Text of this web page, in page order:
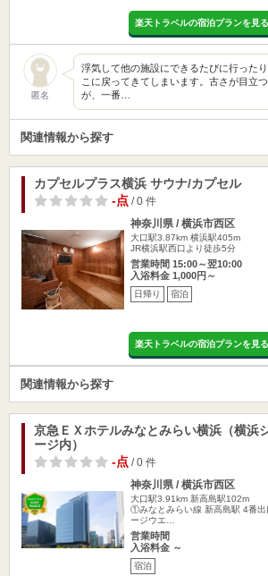
楽天トラベルの宿泊プランを見る
匿名
浮気して他の施設にできるたびに行った
こに戻ってきてしまいます。古さが目立
が、一番…
関連情報から探す
カプセルプラス横浜 サウナ/カプセル
-点/ 0 件
神奈川県 / 横浜市西区
大口駅3.87km 横浜駅405m
JR横浜駅西口より徒歩5分
営業時間 15:00～翌10:00
入浴料金 1,000円～
日帰り 宿泊
楽天トラベルの宿泊プランを見る
関連情報から探す
京急ＥＸホテルみなとみらい横浜（横浜
ージ内）
-点/ 0 件
神奈川県 / 横浜市西区
大口駅3.91km 新高島駅102m
①みなとみらい線 新高島駅 4番出
ージウエ…
営業時間
入浴料金 ～
宿泊